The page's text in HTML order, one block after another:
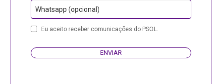
Whatsapp (opcional)
Business
Eu aceito receber comunicações do PSOL.
ENVIAR